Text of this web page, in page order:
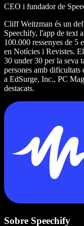
CEO i fundador de
Cliff Weitzman és un
Speechify, l'app de text
100.000 ressenyes de 5
en Notícies i Revistes.
30 under 30 per la seva
persones amb
a EdSurge, Inc., PC
destacats.
Sobre Speechify